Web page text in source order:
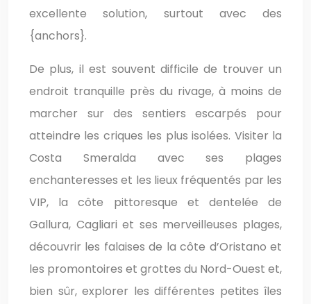
excellente solution, surtout avec des
{anchors}.
De plus, il est souvent difficile de trouver un
endroit tranquille près du rivage, à moins de
marcher sur des sentiers escarpés pour
atteindre les criques les plus isolées. Visiter la
Costa Smeralda avec ses plages
enchanteresses et les lieux fréquentés par les
VIP, la côte pittoresque et dentelée de
Gallura, Cagliari et ses merveilleuses plages,
découvrir les falaises de la côte d’Oristano et
les promontoires et grottes du Nord-Ouest et,
bien sûr, explorer les différentes petites îles